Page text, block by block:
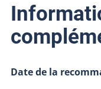
Date de la